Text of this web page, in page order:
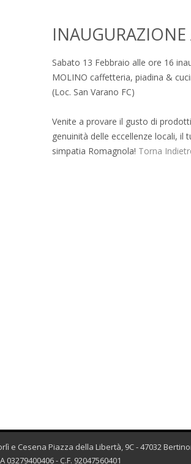
Sabato 13 Febbraio alle ore 16
MOLINO caffetteria, piadina &
(Loc. San Varano FC)
Venite a provare il gusto di
genuinità delle eccellenze locali, il
simpatia Romagnola! Torna
e Cesena Piazza della Libertà, 9C - 47032
03279400406 - C.F. 92047560401